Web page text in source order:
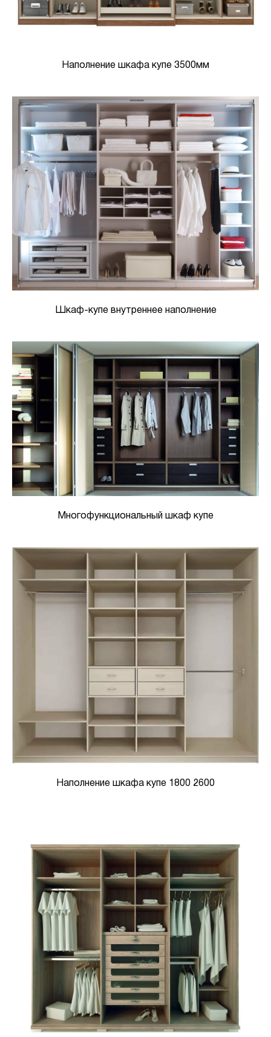
Наполнение шкафа купе 3500мм
Шкаф-купе внутреннее наполнение
Многофункциональный шкаф купе
Наполнение шкафа купе 1800 2600